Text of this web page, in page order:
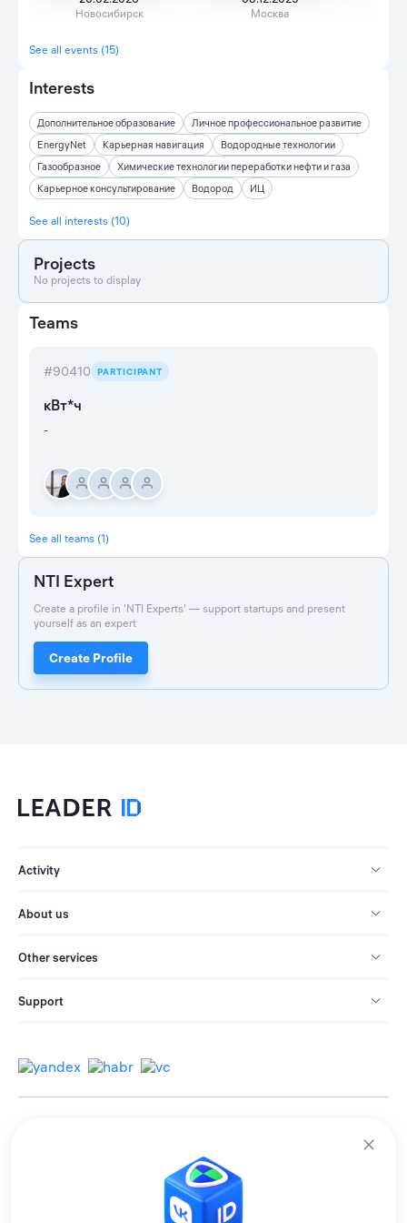
Новосибирск
Москва
See all events (15)
Interests
Дополнительное образование
Личное профессиональное развитие
EnergyNet
Карьерная навигация
Водородные технологии
Газообразное
Химические технологии переработки нефти и газа
Карьерное консультирование
Водород ИЦ
See all interests (10)
Projects
No projects to display
Teams
#90410 PARTICIPANT
кВт*ч
-
See all teams (1)
NTI Expert
Create a profile in 'NTI Experts' — support startups and present
yourself as an expert
Create Profile
Activity
About us
Other services
Support
Personal data processing policy